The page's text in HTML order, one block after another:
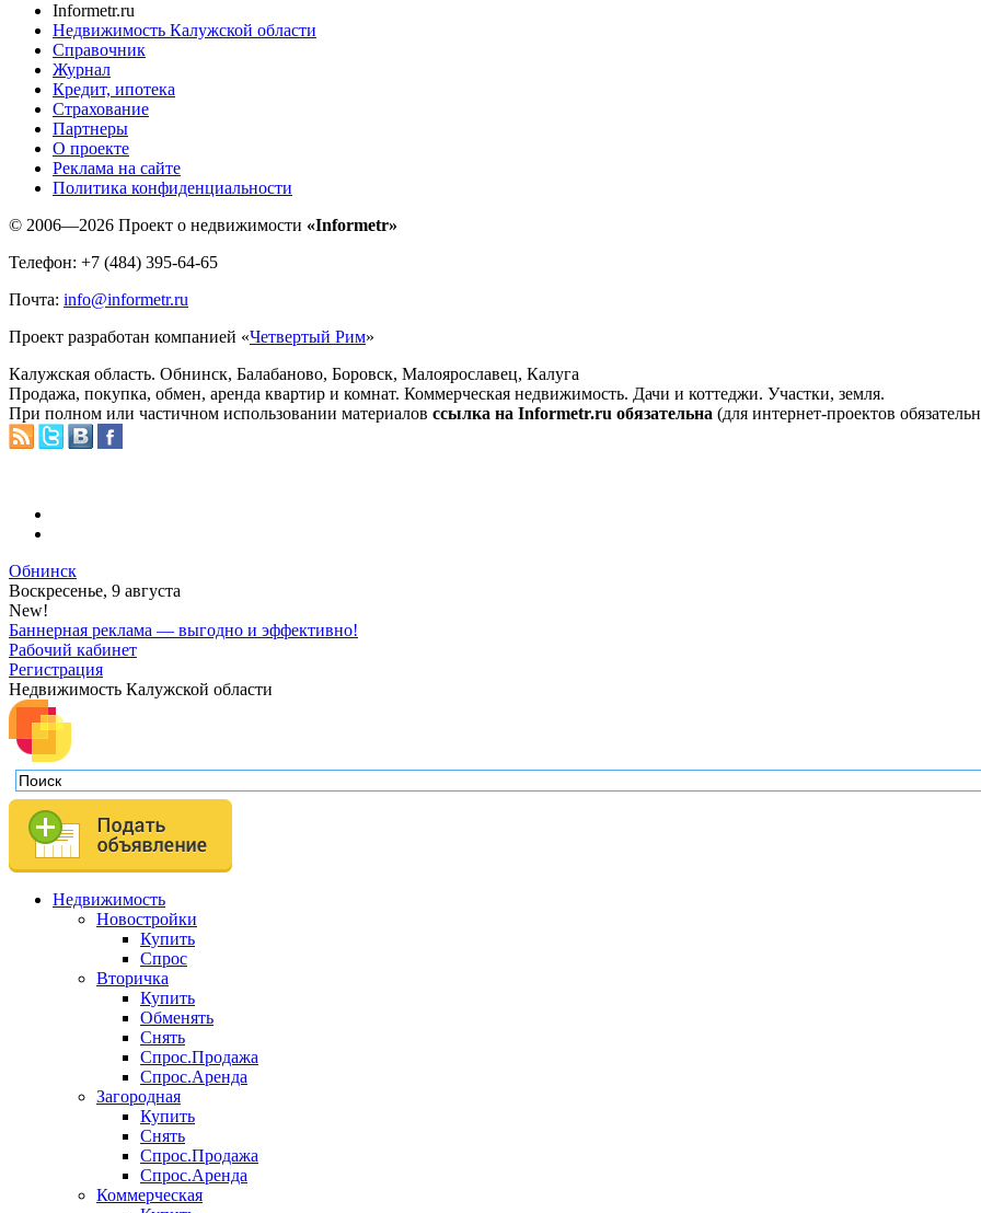
Informetr.ru
Недвижимость Калужской области
Справочник
Журнал
Кредит, ипотека
Страхование
Партнеры
O проекте
Реклама на сайте
Политика конфиденциальности
© 2006—2026 Проект о недвижимости «Informetr»
Телефон: +7 (484) 395-64-65
Почта: info@informetr.ru
Проект разработан компанией «Четвертый Рим»
Калужская область. Обнинск, Балабаново, Боровск, Малоярославец, Калуга
Продажа, покупка, обмен, аренда квартир и комнат. Коммерческая недвижимость. Дачи и коттеджи. Участки, земля.
При полном или частичном использовании материалов ссылка на Informetr.ru обязательна (для интернет-проектов
Обнинск
Воскресенье, 9 августа
New!
Баннерная реклама — выгодно и эффективно!
Рабочий кабинет
Регистрация
Недвижимость Калужской области
Недвижимость
Новостройки
Купить
Спрос
Вторичка
Купить
Обменять
Снять
Спрос.Продажа
Спрос.Аренда
Загородная
Купить
Снять
Спрос.Продажа
Спрос.Аренда
Коммерческая